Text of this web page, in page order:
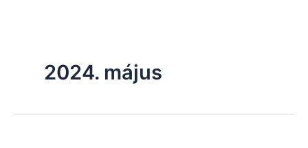
2024. május